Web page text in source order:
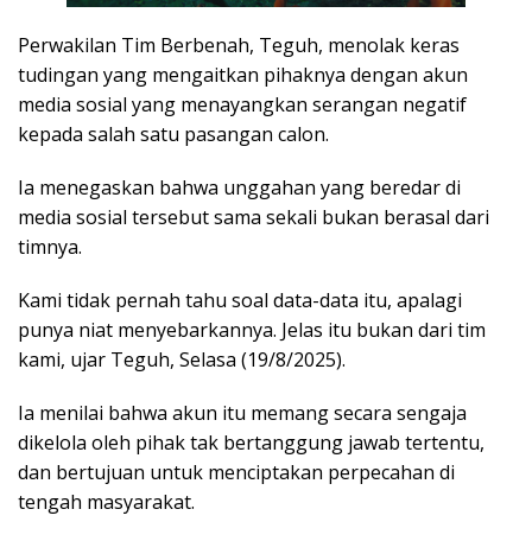
Perwakilan Tim Berbenah, Teguh, menolak keras
tudingan yang mengaitkan pihaknya dengan akun
media sosial yang menayangkan serangan negatif
kepada salah satu pasangan calon.
Ia menegaskan bahwa unggahan yang beredar di
media sosial tersebut sama sekali bukan berasal dari
timnya.
Kami tidak pernah tahu soal data-data itu, apalagi
punya niat menyebarkannya. Jelas itu bukan dari tim
kami, ujar Teguh, Selasa (19/8/2025).
Ia menilai bahwa akun itu memang secara sengaja
dikelola oleh pihak tak bertanggung jawab tertentu,
dan bertujuan untuk menciptakan perpecahan di
tengah masyarakat.